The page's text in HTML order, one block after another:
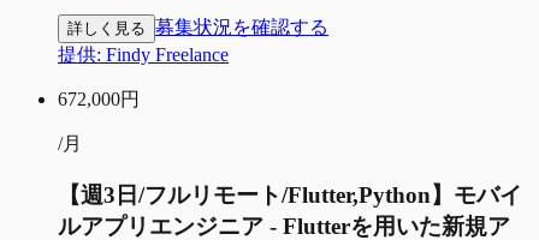
詳しく見る 募集状況を確認する
提供: Findy Freelance
672,000円
/月
【週3日/フルリモート/Flutter,Python】モバイ
ルアプリエンジニア - Flutterを用いた新規ア